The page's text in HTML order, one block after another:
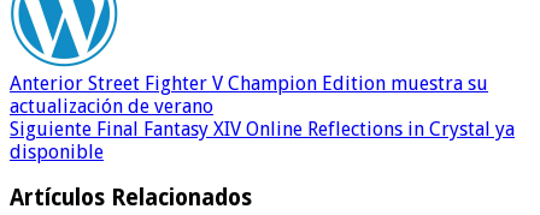
Anterior Street Fighter V Champion Edition muestra su
actualización de verano
Siguiente Final Fantasy XIV Online Reflections in Crystal ya
disponible
Artículos Relacionados